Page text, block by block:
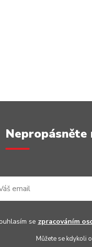
Nepropásněte
se zpracováním
Můžete se kdykoli